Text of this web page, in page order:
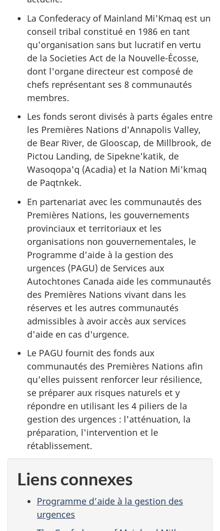
La Confederacy of Mainland Mi'Kmaq est un
conseil tribal constitué en 1986 en tant
qu'organisation sans but lucratif en vertu
de la Societies Act de la Nouvelle-Écosse,
dont l'organe directeur est composé de
chefs représentant ses 8 communautés
membres.
Les fonds seront divisés à parts égales entre
les Premières Nations d'Annapolis Valley,
de Bear River, de Glooscap, de Millbrook, de
Pictou Landing, de Sipekne'katik, de
Wasoqopa'q (Acadia) et la Nation Mi'kmaq
de Paqtnkek.
En partenariat avec les communautés des
Premières Nations, les gouvernements
provinciaux et territoriaux et les
organisations non gouvernementales, le
Programme d'aide à la gestion des
urgences (PAGU) de Services aux
Autochtones Canada aide les communautés
des Premières Nations vivant dans les
réserves et les autres communautés
admissibles à avoir accès aux services
d'aide en cas d'urgence.
Le PAGU fournit des fonds aux
communautés des Premières Nations afin
qu'elles puissent renforcer leur résilience,
se préparer aux risques naturels et y
répondre en utilisant les 4 piliers de la
gestion des urgences : l'atténuation, la
préparation, l'intervention et le
rétablissement.
Liens connexes
Programme d’aide à la gestion des
urgences